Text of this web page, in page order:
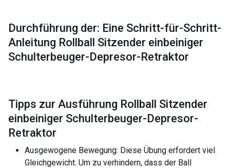
Durchführung der: Eine Schritt-für-Schritt-
Anleitung Rollball Sitzender einbeiniger
Schulterbeuger-Depresor-Retraktor
Tipps zur Ausführung Rollball Sitzender
einbeiniger Schulterbeuger-Depresor-
Retraktor
Ausgewogene Bewegung: Diese Übung erfordert viel
Gleichgewicht. Um zu verhindern, dass der Ball